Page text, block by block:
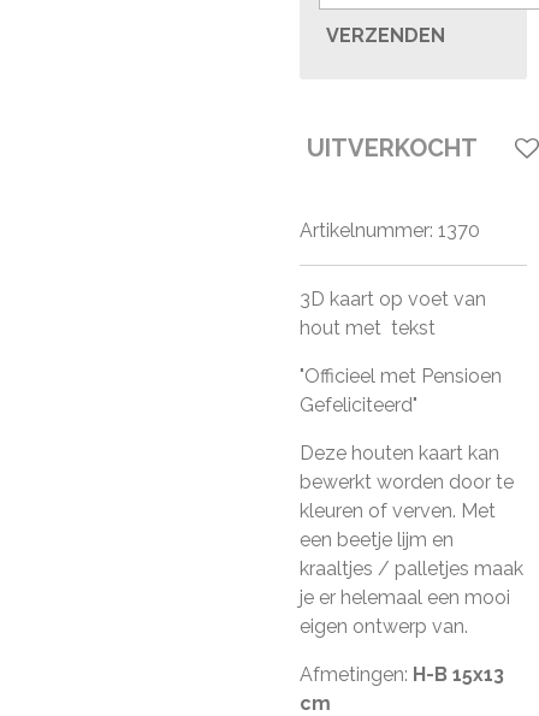
VERZENDEN
UITVERKOCHT
Artikelnummer: 1370
3D kaart op voet van
hout met tekst
"Officieel met Pensioen
Gefeliciteerd"
Deze houten kaart kan
bewerkt worden door te
kleuren of verven. Met
een beetje lijm en
kraaltjes / palletjes maak
je er helemaal een mooi
eigen ontwerp van.
Afmetingen: H-B 15x13
cm